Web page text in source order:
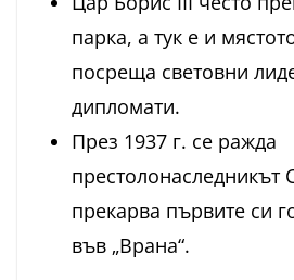
парка, а тук е и
посреща световни
дипломати.
През 1937 г. се ражда
престолонаследникът
прекарва първите си
във „Врана“.